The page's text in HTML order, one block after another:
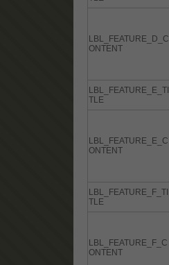
LBL_FEATURE_D_C
ONTENT
LBL_FEATURE_E_TI
TLE
LBL_FEATURE_E_C
ONTENT
LBL_FEATURE_F_TI
TLE
LBL_FEATURE_F_C
ONTENT